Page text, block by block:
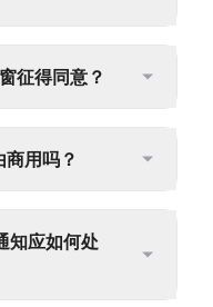
征得同意？
用吗？
知应如何处